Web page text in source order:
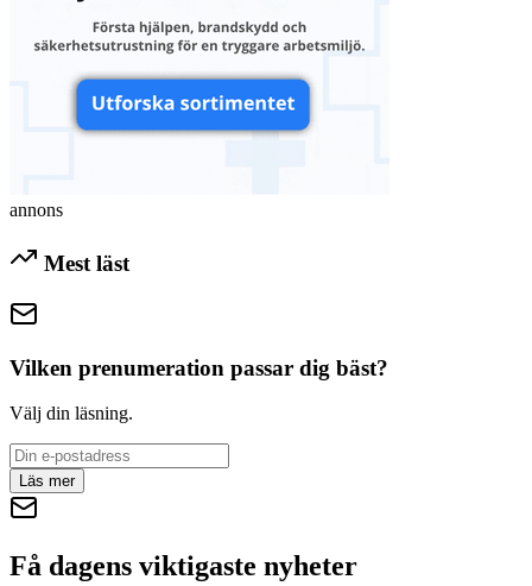
annons
Mest läst
Vilken prenumeration passar dig bäst?
Välj din läsning.
Läs mer
Få dagens viktigaste nyheter